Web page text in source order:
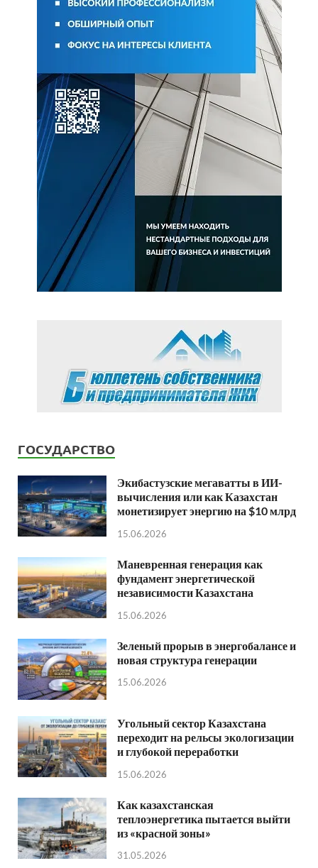
ГОСУДАРСТВО
Экибастузские мегаватты в ИИ-
вычисления или как Казахстан
монетизирует энергию на $10 млрд
15.06.2026
Маневренная генерация как
фундамент энергетической
независимости Казахстана
15.06.2026
Зеленый прорыв в энергобалансе и
новая структура генерации
15.06.2026
Угольный сектор Казахстана
переходит на рельсы экологизации
и глубокой переработки
15.06.2026
Как казахстанская
теплоэнергетика пытается выйти
из «красной зоны»
31.05.2026